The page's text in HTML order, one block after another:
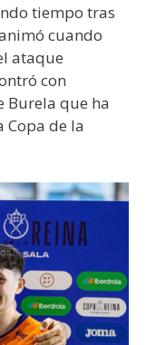
tiempo tras
cuando
ataque
con
Burela que ha
de la